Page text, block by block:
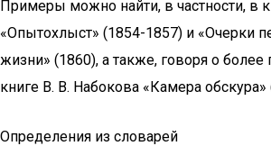
Примеры можно найти, в частности, в
«Опытохлыст» (1854-1857) и «Очерки
жизни» (1860), а также, говоря о более
книге В. В. Набокова «Камера обскура»
Определения из словарей